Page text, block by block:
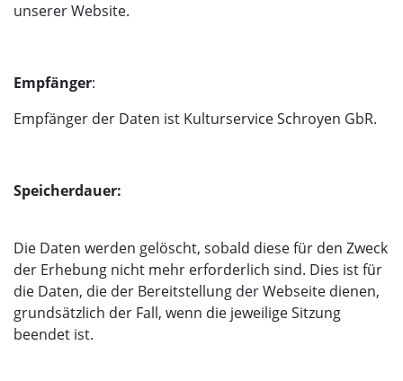
unserer Website.
Empfänger:
Empfänger der Daten ist Kulturservice Schroyen GbR.
Speicherdauer:
Die Daten werden gelöscht, sobald diese für den Zweck
der Erhebung nicht mehr erforderlich sind. Dies ist für
die Daten, die der Bereitstellung der Webseite dienen,
grundsätzlich der Fall, wenn die jeweilige Sitzung
beendet ist.